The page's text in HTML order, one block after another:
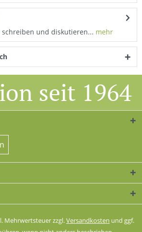
schreiben und diskutieren... mehr
seit 1964
Mehrwertsteuer zzgl.Versandkosten und ggf.